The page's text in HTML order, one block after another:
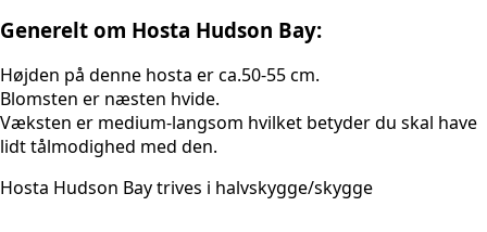
Generelt om Hosta Hudson Bay:
Højden på denne hosta er ca.50-55 cm.
Blomsten er næsten hvide.
Væksten er medium-langsom hvilket betyder du skal have
lidt tålmodighed med den.
Hosta Hudson Bay trives i halvskygge/skygge